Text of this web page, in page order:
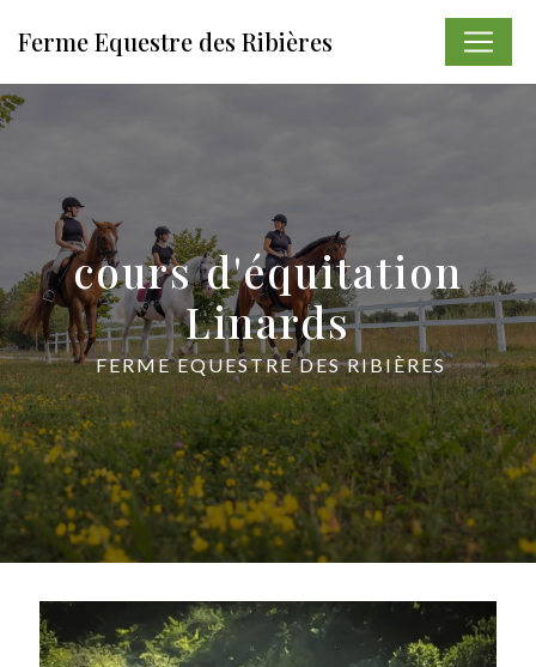
Ferme Equestre des Ribières
cours d'équitation
Linards
FERME EQUESTRE DES RIBIÈRES